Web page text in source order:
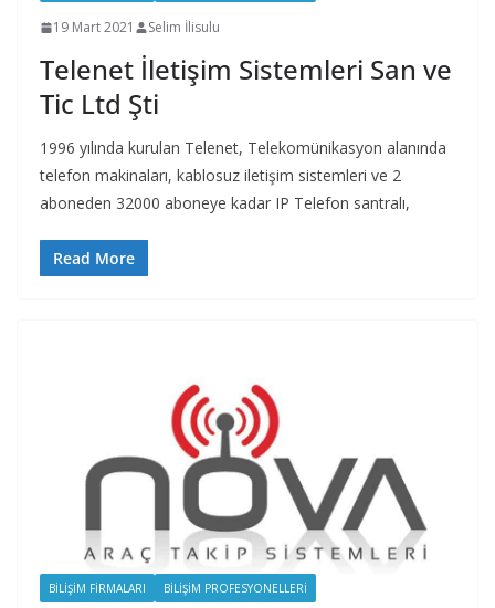
19 Mart 2021 Selim İlisulu
Telenet İletişim Sistemleri San ve
Tic Ltd Şti
1996 yılında kurulan Telenet, Telekomünikasyon alanında
telefon makinaları, kablosuz iletişim sistemleri ve 2
aboneden 32000 aboneye kadar IP Telefon santralı,
Read More
BILIŞIM FIRMALARI BILIŞIM PROFESYONELLERI